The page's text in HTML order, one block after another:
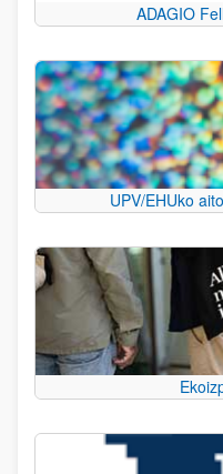
ADAGIO
UPV/EHUko